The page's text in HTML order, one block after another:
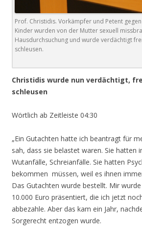
Prof. Christidis. Vorkämpfer und Petent gegen
Kinder wurden von der Mutter sexuell
Hausdurchsuchung und wurde verdächtigt
schleusen.
Christidis wurde nun verdächtigt,
schleusen
Wörtlich ab Zeitleiste 04:30
„Ein Gutachten hatte ich beantragt für
sah, dass sie belastet waren. Sie hatten
Wutanfälle, Schreianfälle. Sie hatten
bekommen müssen, weil es ihnen
Das Gutachten wurde bestellt. Mir
10.000 Euro präsentiert, die ich jetzt
abbezahle. Aber das kam ein Jahr,
Sorgerecht entzogen wurde.